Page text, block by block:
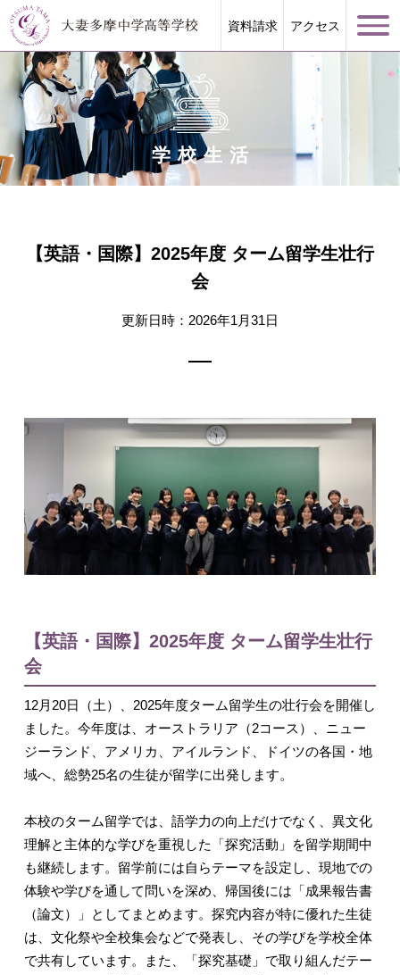
資料請求 アクセス
学校案内
English
学校生活
【英語・国際】2025年度 ターム留学生壮行
会
更新日時：2026年1月31日
【英語・国際】2025年度 ターム留学生壮行
会
12月20日（土）、2025年度ターム留学生の壮行会を開催し
ました。今年度は、オーストラリア（2コース）、ニュー
ジーランド、アメリカ、アイルランド、ドイツの各国・地
域へ、総勢25名の生徒が留学に出発します。
本校のターム留学では、語学力の向上だけでなく、異文化
理解と主体的な学びを重視した「探究活動」を留学期間中
も継続します。留学前には自らテーマを設定し、現地での
体験や学びを通して問いを深め、帰国後には「成果報告書
（論文）」としてまとめます。探究内容が特に優れた生徒
は、文化祭や全校集会などで発表し、その学びを学校全体
で共有しています。また、「探究基礎」で取り組んだテー